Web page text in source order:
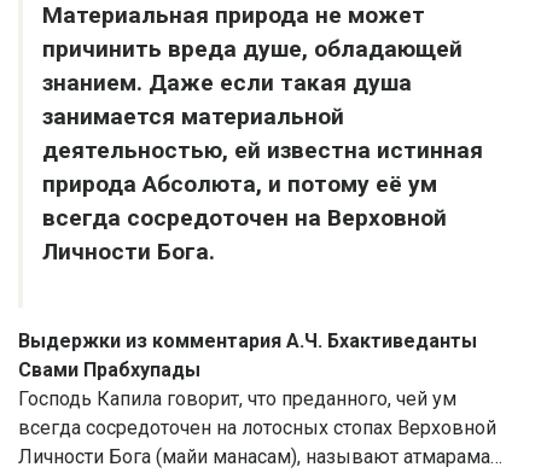
Материальная природа не может
причинить вреда душе, обладающей
знанием. Даже если такая душа
занимается материальной
деятельностью, ей известна истинная
природа Абсолюта, и потому её ум
всегда сосредоточен на Верховной
Личности Бога.
Выдержки из комментария А.Ч. Бхактиведанты
Свами Прабхупады
Господь Капила говорит, что преданного, чей ум
всегда сосредоточен на лотосных стопах Верховной
Личности Бога (майи манасам), называют атмарама…